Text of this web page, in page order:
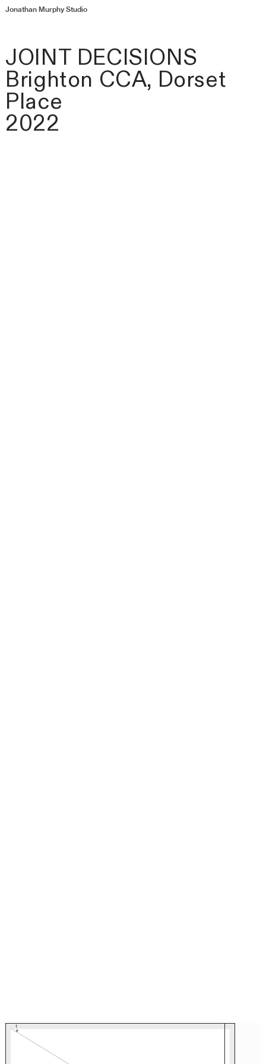
Jonathan Murphy Studio
JOINT DECISIONS
Brighton CCA, Dorset
Place
2022